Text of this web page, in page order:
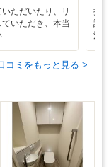
ただいたり、リ
いただき、本当
担
語
況
コミをもっと見る >